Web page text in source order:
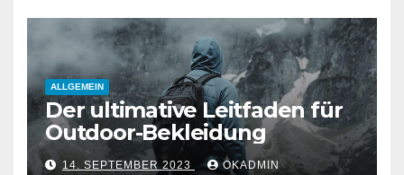
ALLGEMEIN
Der ultimative Leitfaden für
Outdoor-Bekleidung
14. SEPTEMBER 2023 OKADMIN